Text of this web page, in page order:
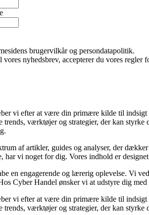
brugervilkår og persondatapolitik.
nyhedsbrev, accepterer du vores
vi efter at være din primære kilde til indsigt
trends, værktøjer og strategier, der kan
af artikler, guides og analyser, der
har vi noget for dig. Vores indhold er
en engagerende og lærerig oplevelse. Vi
Cyber Handel ønsker vi at udstyre dig
vi efter at være din primære kilde til indsigt
trends, værktøjer og strategier, der kan